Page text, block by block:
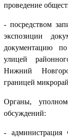
проведение
- посредством
экспозиции
документацию
улицей
Нижний
границей
Органы,
обсуждений:
- администрация